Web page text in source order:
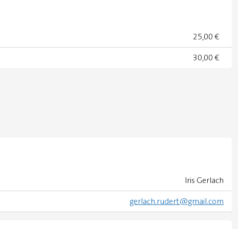
25,00 €
30,00 €
Iris Gerlach
gerlach.rudert@gmail.com